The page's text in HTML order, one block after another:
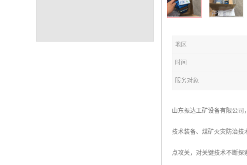
地区
时间
服务对象
山东振达工矿设备有限公
技术装备、煤矿火灾防治技
点攻关，对关键技术不断